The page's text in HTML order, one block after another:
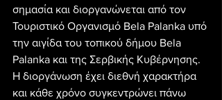
σημασία και διοργανώνεται από τον
Τουριστικό Οργανισμό Bela Palanka υπό
την αιγίδα του τοπικού δήμου Bela
Palanka και της Σερβικής Κυβέρνησης.
Η διοργάνωση έχει διεθνή χαρακτήρα
και κάθε χρόνο συγκεντρώνει πάνω